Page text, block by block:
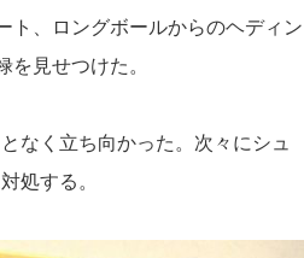
ト、ロングボールからのヘディン
見せつけた。
なく立ち向かった。次々にシュ
処する。